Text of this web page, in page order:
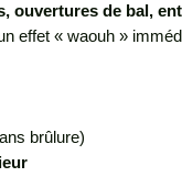
ouvertures de bal,
effet « waouh »
brûlure)